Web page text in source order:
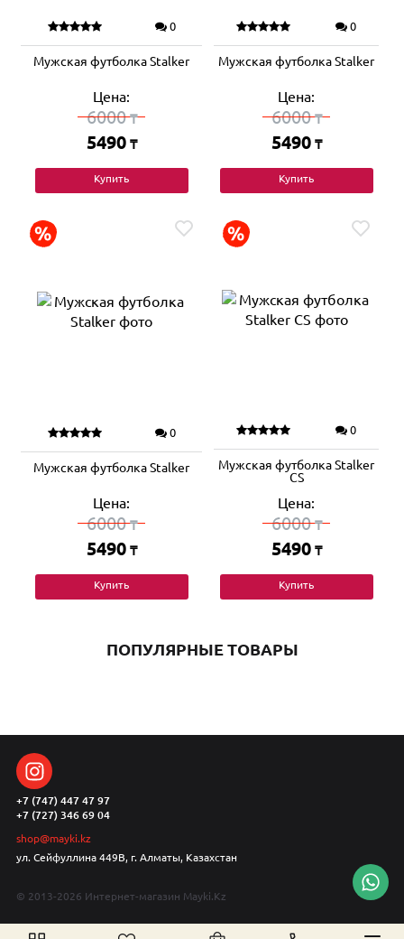
0
Мужская футболка Stalker
Цена:
6000₸
5490 ₸
Купить
0
Мужская футболка Stalker
Цена:
6000₸
5490 ₸
Купить
0
Мужская футболка Stalker
Цена:
6000₸
5490 ₸
Купить
0
Мужская футболка Stalker
CS
Цена:
6000₸
5490 ₸
Купить
ПОПУЛЯРНЫЕ ТОВАРЫ
+7 (747) 447 47 97
+7 (727) 346 69 04
shop@mayki.kz
ул. Сейфуллина 449В, г. Алматы, Казахстан
© 2013-2026 Интернет-магазин Mayki.Kz